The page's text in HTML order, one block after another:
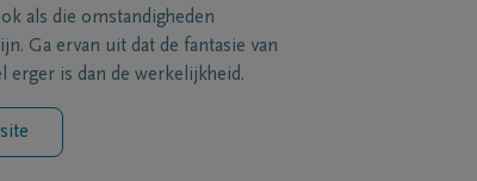
als die omstandigheden
Ga ervan uit dat de fantasie van
erger is dan de werkelijkheid.